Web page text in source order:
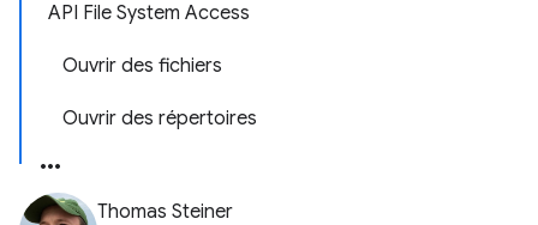
API File System Access
Ouvrir des fichiers
Ouvrir des répertoires
Thomas Steiner